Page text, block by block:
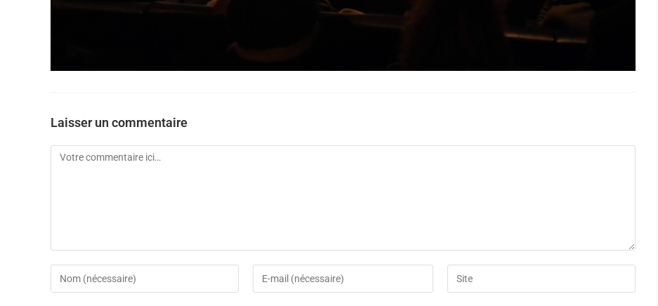
Laisser un commentaire